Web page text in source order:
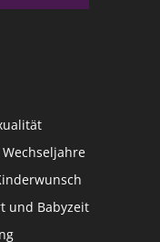
und Babyzeit